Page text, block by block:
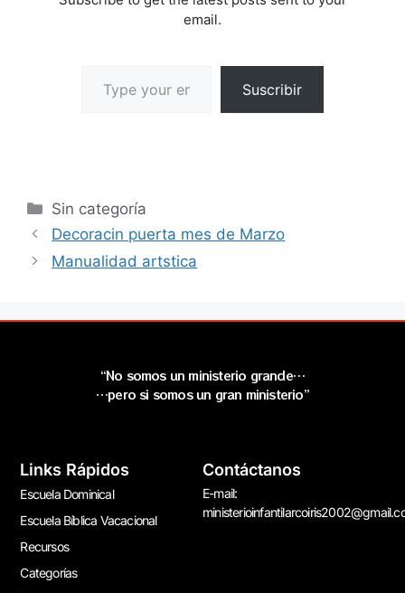
email.
Suscribir
Sin categoría
Decoracin puerta mes de Marzo
Manualidad artstica
“No somos un ministerio grande…
…pero si somos un gran ministerio”
Links Rápidos
Escuela Dominical
Escuela Bíblica Vacacional
Recursos
Categorías
Contáctanos
E-mail: